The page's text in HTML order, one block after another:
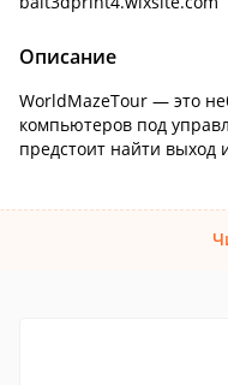
Описание
WorldMazeTour — это
компьютеров под
предстоит найти выход